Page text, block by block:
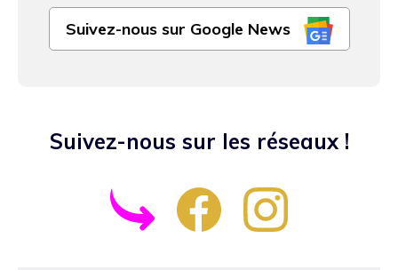
Suivez-nous sur Google News
Suivez-nous sur les réseaux !